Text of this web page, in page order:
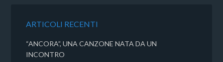
i
ARTICOLI RECENTI
“ANCORA”, UNA CANZONE NATA DA UN
INCONTRO